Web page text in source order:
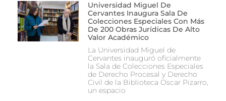
Universidad Miguel De
Cervantes Inaugura Sala De
Colecciones Especiales Con Más
De 200 Obras Jurídicas De Alto
Valor Académico
La Universidad Miguel de
Cervantes inauguró oficialmente
la Sala de Colecciones Especiales
de Derecho Procesal y Derecho
Civil de la Biblioteca Oscar Pizarro,
un espacio